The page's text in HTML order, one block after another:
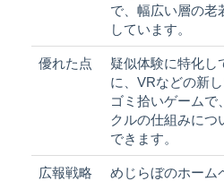
で、幅広い層の老
しています。
優れた点
疑似体験に特化し
に、VRなどの新
ゴミ拾いゲームで
クルの仕組みにつ
できます。
広報戦略
めじらぼのホーム